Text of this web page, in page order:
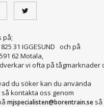
på;
31 IGGESUND och på
62 Motala,
vi ofta på tågmarknader
du söker kan du använda
kontakta oss genom
mjspecialisten@borentrain.se så